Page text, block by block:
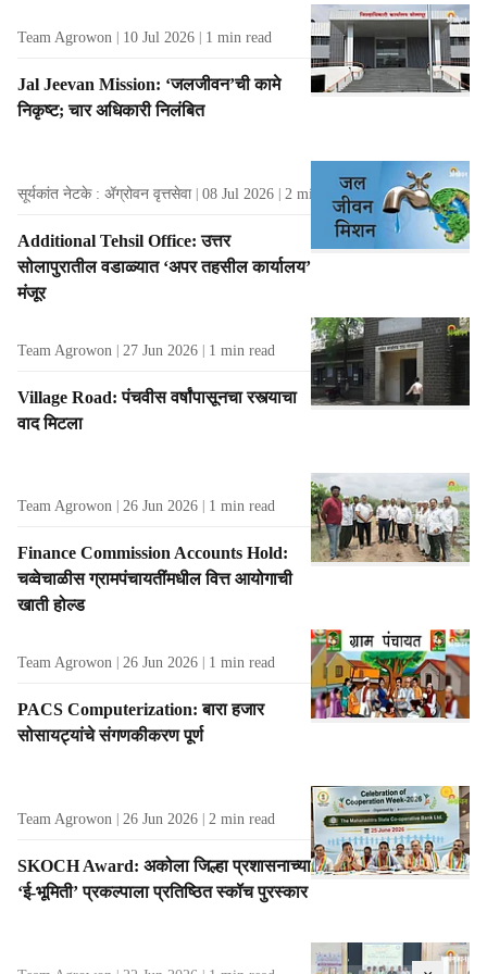
Team Agrowon 10 Jul 2026 1 min read
Jal Jeevan Mission: ‘जलजीवन’ची कामे
निकृष्ट; चार अधिकारी निलंबित
सूर्यकांत नेटके : ॲग्रोवन वृत्तसेवा 08 Jul 2026 2 min read
Additional Tehsil Office: उत्तर
सोलापुरातील वडाळ्यात ‘अपर तहसील कार्यालय’
मंजूर
Team Agrowon 27 Jun 2026 1 min read
Village Road: पंचवीस वर्षांपासूनचा रस्त्याचा
वाद मिटला
Team Agrowon 26 Jun 2026 1 min read
Finance Commission Accounts Hold:
चव्वेचाळीस ग्रामपंचायतींमधील वित्त आयोगाची
खाती होल्ड
Team Agrowon 26 Jun 2026 1 min read
PACS Computerization: बारा हजार
सोसायट्यांचे संगणकीकरण पूर्ण
Team Agrowon 26 Jun 2026 2 min read
SKOCH Award: अकोला जिल्हा प्रशासनाच्या
‘ई-भूमिती’ प्रकल्पाला प्रतिष्ठित स्कॉच पुरस्कार